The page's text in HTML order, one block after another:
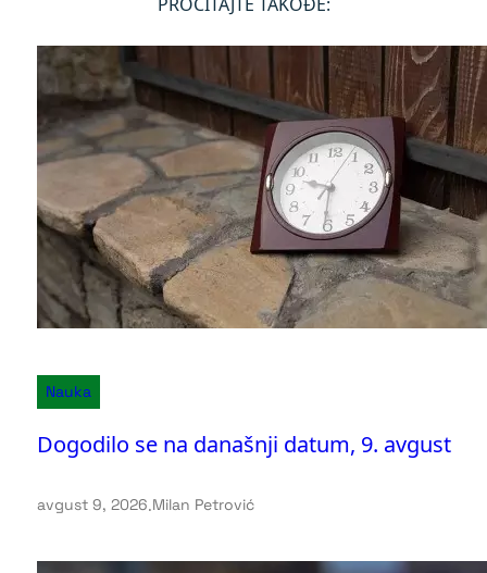
Nauka
Dogodilo se na današnji datum, 9. avgust
avgust 9, 2026.Milan Petrović